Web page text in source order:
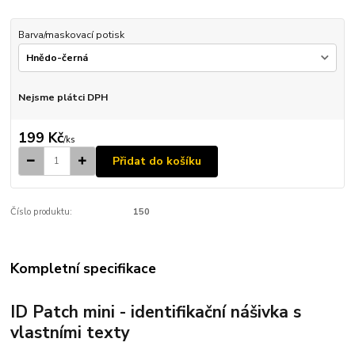
Barva/maskovací potisk
Nejsme plátci DPH
199 Kč/ks
Přidat do košíku
Číslo produktu: 150
Kompletní specifikace
ID Patch mini - identifikační nášivka s
vlastními texty